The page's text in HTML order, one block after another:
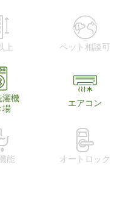
上 ペット相談可
濯機
場
エアコン
能 オートロック